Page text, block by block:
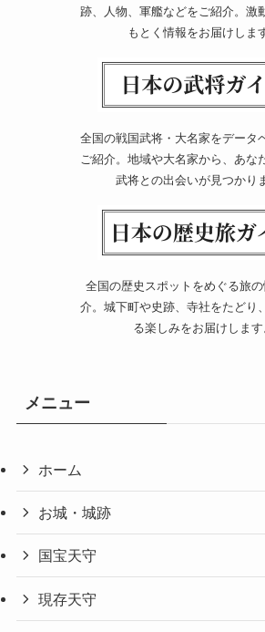
跡、人物、軍艦などをご紹介。激
もとく情報をお届けしま
全国の戦国武将・大名家をデータ
ご紹介。地域や大名家から、あな
武将との出会いが見つかり
全国の歴史スポットをめぐる旅
介。城下町や史跡、寺社をたどり
る楽しみをお届けします
メニュー
ホーム
お城・城跡
国宝天守
現存天守